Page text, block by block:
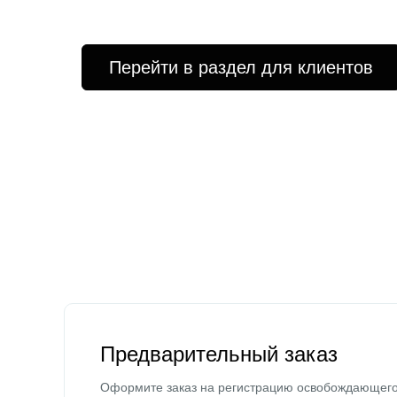
Перейти в раздел для клиентов
Предварительный заказ
Оформите заказ на регистрацию